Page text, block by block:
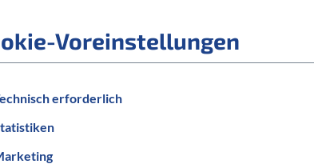
Trail-Runs.
Voreinstellungen
erforderlich